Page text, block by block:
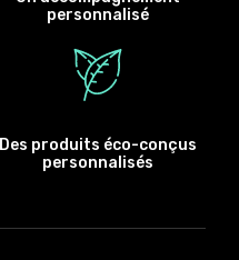
personnalisé
Des produits éco-conçus
personnalisés